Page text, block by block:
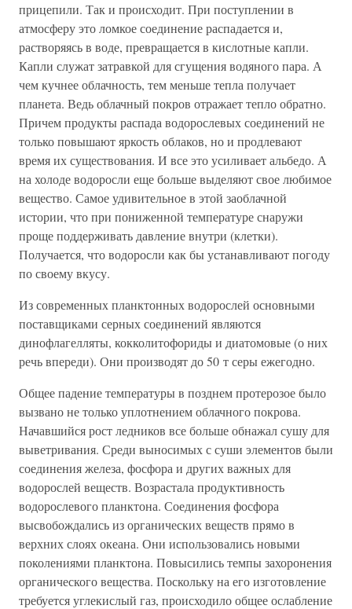
прицепили. Так и происходит. При поступлении в
атмосферу это ломкое соединение распадается и,
растворяясь в воде, превращается в кислотные капли.
Капли служат затравкой для сгущения водяного пара. А
чем кучнее облачность, тем меньше тепла получает
планета. Ведь облачный покров отражает тепло обратно.
Причем продукты распада водорослевых соединений не
только повышают яркость облаков, но и продлевают
время их существования. И все это усиливает альбедо. А
на холоде водоросли еще больше выделяют свое любимое
вещество. Самое удивительное в этой заоблачной
истории, что при пониженной температуре снаружи
проще поддерживать давление внутри (клетки).
Получается, что водоросли как бы устанавливают погоду
по своему вкусу.
Из современных планктонных водорослей основными
поставщиками серных соединений являются
динофлагелляты, кокколитофориды и диатомовые (о них
речь впереди). Они производят до 50 т серы ежегодно.
Общее падение температуры в позднем протерозое было
вызвано не только уплотнением облачного покрова.
Начавшийся рост ледников все больше обнажал сушу для
выветривания. Среди выносимых с суши элементов были
соединения железа, фосфора и других важных для
водорослей веществ. Возрастала продуктивность
водорослевого планктона. Соединения фосфора
высвобождались из органических веществ прямо в
верхних слоях океана. Они использовались новыми
поколениями планктона. Повысились темпы захоронения
органического вещества. Поскольку на его изготовление
требуется углекислый газ, происходило общее ослабление